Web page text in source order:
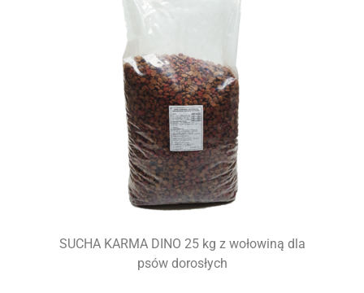
SUCHA KARMA DINO 25 kg z wołowiną dla
psów dorosłych